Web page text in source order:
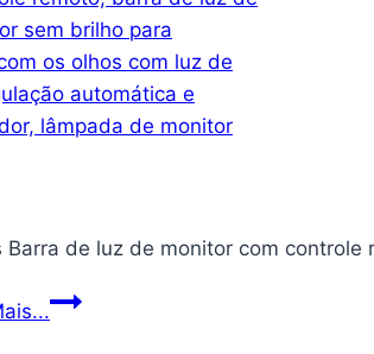
Barra de luz de monitor com
Quntis